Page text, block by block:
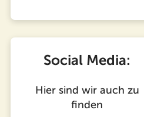
Social Media:
Hier sind wir auch zu
finden